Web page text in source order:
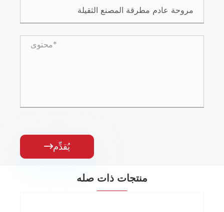
يُقدِّم
منتجات ذات صله